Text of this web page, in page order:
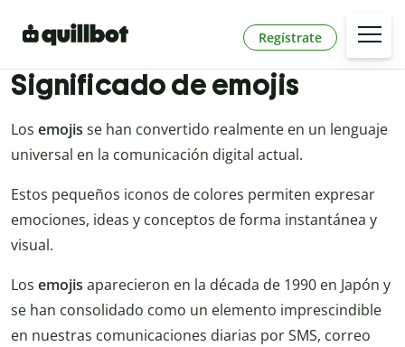
Regístrate
Significado de emojis
Los emojis se han convertido realmente en un lenguaje
universal en la comunicación digital actual.
Estos pequeños iconos de colores permiten expresar
emociones, ideas y conceptos de forma instantánea y
visual.
Los emojis aparecieron en la década de 1990 en Japón y
se han consolidado como un elemento imprescindible
en nuestras comunicaciones diarias por SMS, correo